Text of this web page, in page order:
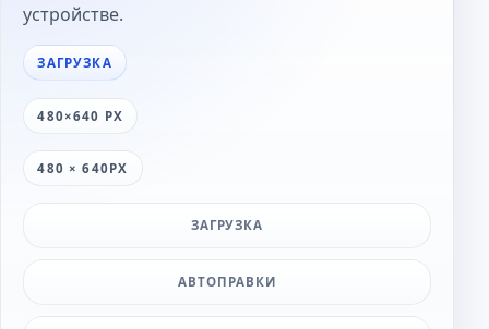
устройстве.
ЗАГРУЗКА
480×640 PX
480 × 640PX
ЗАГРУЗКА
АВТОПРАВКИ